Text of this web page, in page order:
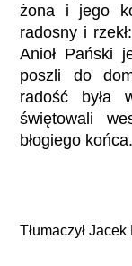
żona i jego
radosny i
Anioł Pański
poszli do
radość była
świętowali
błogiego końca.
Tłumaczył